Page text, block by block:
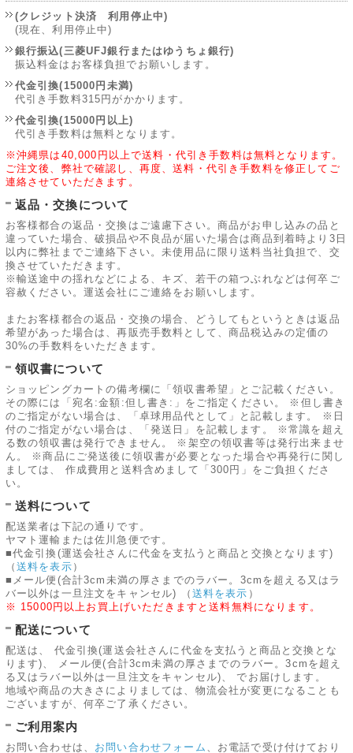
(クレジット決済 利用停止中)
(現在、利用停止中)
銀行振込(三菱UFJ銀行またはゆうちょ銀行)
振込料金はお客様負担でお願いします。
代金引換(15000円未満)
代引き手数料315円がかかります。
代金引換(15000円以上)
代引き手数料は無料となります。
※沖縄県は40,000円以上で送料・代引き手数料は無料となります。
ご注文後、弊社で確認し、再度、送料・代引き手数料を修正してご
連絡させていただきます。
返品・交換について
お客様都合の返品・交換はご遠慮下さい。商品がお申し込みの品と
違っていた場合、破損品や不良品が届いた場合は商品到着時より3日
以内に弊社までご連絡下さい。未使用品に限り送料当社負担で、交
換させていただきます。
※輸送途中の揺れなどによる、キズ、若干の箱つぶれなどは何卒ご
容赦ください。運送会社にご連絡をお願いします。
またお客様都合の返品・交換の場合、どうしてもというときは返品
希望があった場合は、再販売手数料として、商品税込みの定価の
30%の手数料をいただきます。
領収書について
ショッピングカートの備考欄に「領収書希望」とご記載ください。
その際には「宛名:金額:但し書き:」をご指定ください。 ※但し書き
のご指定がない場合は、「卓球用品代として」と記載します。 ※日
付のご指定がない場合は、「発送日」を記載します。 ※常識を超え
る数の領収書は発行できません。 ※架空の領収書等は発行出来ませ
ん。 ※商品にご発送後に領収書が必要となった場合や再発行に関し
ましては、 作成費用と送料含めまして「300円」をご負担くださ
い。
送料について
配送業者は下記の通りです。
ヤマト運輸または佐川急便です。
■代金引換(運送会社さんに代金を支払うと商品と交換となります)
（ 送料を表示 ）
■メール便(合計3cm未満の厚さまでのラバー。3cmを超える又はラ
バー以外は一旦注文をキャンセル)
（ 送料を表示 ）
※ 15000円以上お買上げいただきますと送料無料になります。
配送について
配送は、 代金引換(運送会社さんに代金を支払うと商品と交換とな
ります)、 メール便(合計3cm未満の厚さまでのラバー。3cmを超え
る又はラバー以外は一旦注文をキャンセル)、 でお届けします。
地域や商品の大きさによりましては、物流会社が変更になることも
ございますが、何卒ご了承ください。
ご利用案内
お問い合わせは、 お問い合わせフォーム 、お電話で受け付けており